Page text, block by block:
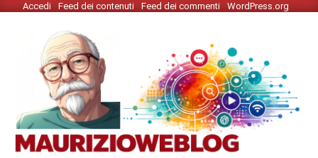
Skip Accedi Feed dei contenuti Feed dei commenti WordPress.org